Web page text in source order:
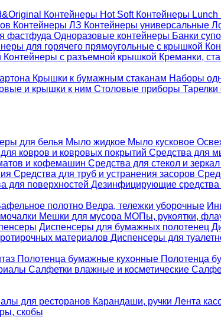
Контейнеры Hot Soft Контейнеры Lunch
Контейнеры ЛЗ Контейнеры универсальные
фастфуда Одноразовые контейнеры Банки
для горячего прямоугольные с крышкой
Контейнеры с разъемной крышкой Креманки,
Крышки к бумажным стаканам Наборы
и крышки к ним Столовые приборы
для белья Мыло жидкое Мыло кусковое
ковров и ковровых покрытий Средства для
и кофемашин Средства для стекол и зеркал
Средства для труб и устранения засоров
для поверхностей Дезинфицирующие средства
полотно Ведра, тележки уборочные
Мешки для мусора МОПы, рукоятки,
Диспенсеры для бумажных полотенец
материалов Диспенсеры для
Полотенца бумажные кухонные Полотенца
Салфетки влажные и косметические
для ресторанов Карандаши, ручки Лента
скобы